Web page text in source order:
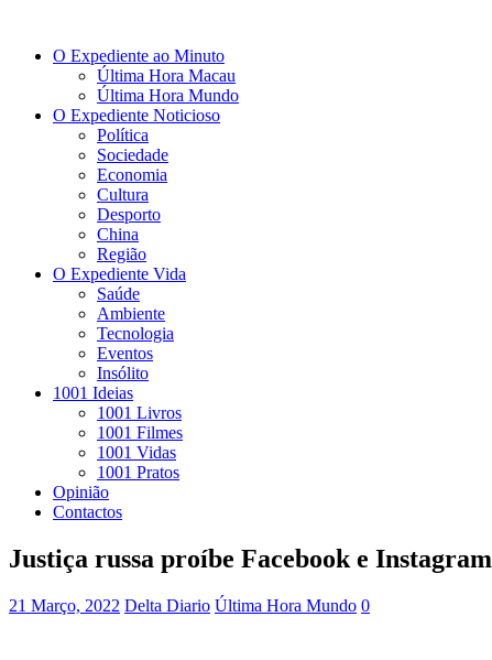
O Expediente ao Minuto
Última Hora Macau
Última Hora Mundo
O Expediente Noticioso
Política
Sociedade
Economia
Cultura
Desporto
China
Região
O Expediente Vida
Saúde
Ambiente
Tecnologia
Eventos
Insólito
1001 Ideias
1001 Livros
1001 Filmes
1001 Vidas
1001 Pratos
Opinião
Contactos
Justiça russa proíbe Facebook e Instagram
21 Março, 2022 Delta Diario Última Hora Mundo 0